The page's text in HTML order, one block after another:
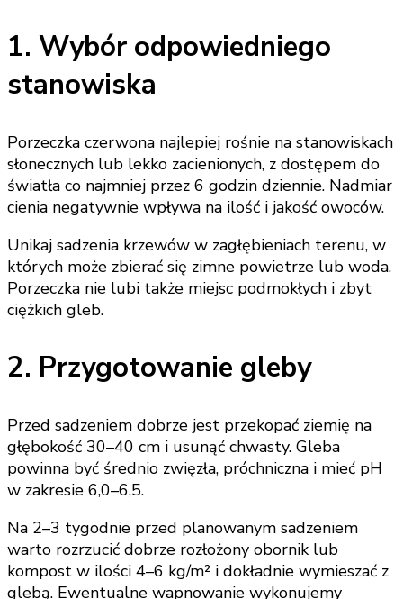
1. Wybór odpowiedniego
stanowiska
Porzeczka czerwona najlepiej rośnie na stanowiskach
słonecznych lub lekko zacienionych, z dostępem do
światła co najmniej przez 6 godzin dziennie. Nadmiar
cienia negatywnie wpływa na ilość i jakość owoców.
Unikaj sadzenia krzewów w zagłębieniach terenu, w
których może zbierać się zimne powietrze lub woda.
Porzeczka nie lubi także miejsc podmokłych i zbyt
ciężkich gleb.
2. Przygotowanie gleby
Przed sadzeniem dobrze jest przekopać ziemię na
głębokość 30–40 cm i usunąć chwasty. Gleba
powinna być średnio zwięzła, próchniczna i mieć pH
w zakresie 6,0–6,5.
Na 2–3 tygodnie przed planowanym sadzeniem
warto rozrzucić dobrze rozłożony obornik lub
kompost w ilości 4–6 kg/m² i dokładnie wymieszać z
glebą. Ewentualne wapnowanie wykonujemy